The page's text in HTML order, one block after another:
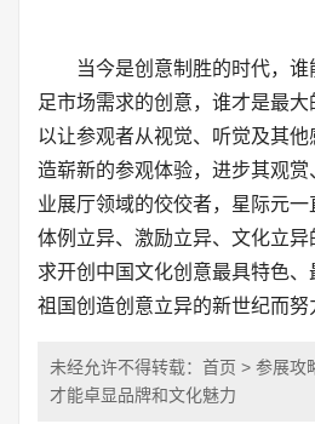
当今是创意制胜的时代，谁
足市场需求的创意，谁才是最
以让参观者从视觉、听觉及其他
造崭新的参观体验，进步其观
业展厅领域的佼佼者，星际元
体例立异、激励立异、文化立
求开创中国文化创意最具特色
祖国创造创意立异的新世纪而努
未经允许不得转载： 首页 > 参展攻
才能卓显品牌和文化魅力